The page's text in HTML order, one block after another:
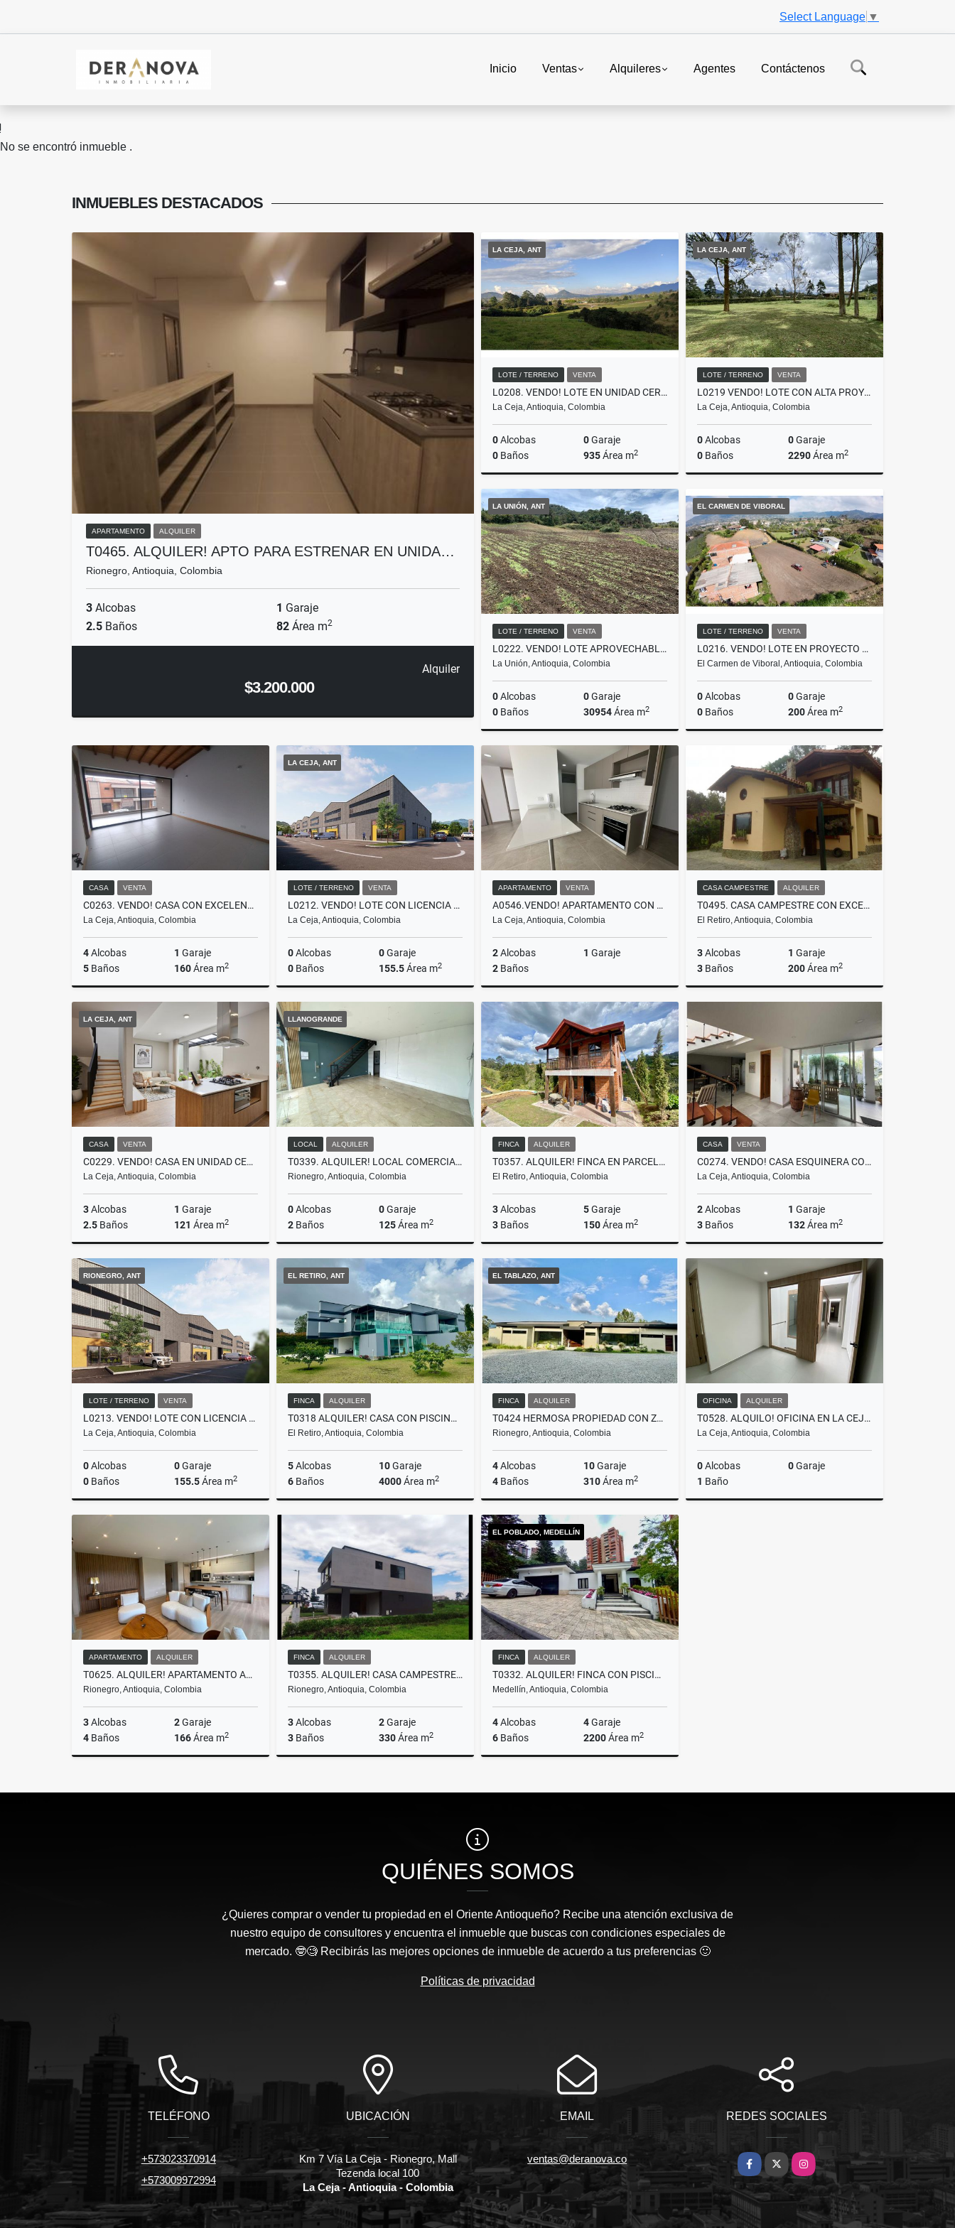
Select Language ▼
Inicio Ventas Alquileres Agentes Contáctenos
No se encontró inmueble .
INMUEBLES DESTACADOS
APARTAMENTO ALQUILER
T0465. ALQUILER! APTO PARA ESTRENAR EN UNIDA…
Rionegro, Antioquia, Colombia
3 Alcobas 1 Garaje
2.5 Baños 82 Área m2
Alquiler
$3.200.000
LA CEJA, ANT
LOTE / TERRENO VENTA
L0208. VENDO! LOTE EN UNIDAD CERRADA SECTOR DE VALORIZACIÓN EN LA CEJA
La Ceja, Antioquia, Colombia
0Alcobas 0Garaje
0 Baños 935Área m2
Venta
$500.000.000
LA CEJA, ANT
LOTE / TERRENO VENTA
L0219 VENDO! LOTE CON ALTA PROYECCIÓN A 7KM DEL ÁREA URBANA DE LA CEJA
La Ceja, Antioquia, Colombia
0Alcobas 0Garaje
0 Baños 2290Área m2
Venta
$650.000.000
LA UNIÓN, ANT
LOTE / TERRENO VENTA
L0222. VENDO! LOTE APROVECHABLE A 3KM DE LA VIA PRINCIPAL EN LA UNIÓN
La Unión, Antioquia, Colombia
0Alcobas 0Garaje
0 Baños 30954Área m2
Venta
$790.000.000
EL CARMEN DE VIBORAL
LOTE / TERRENO VENTA
L0216. VENDO! LOTE EN PROYECTO DE LUJO EN EL CARMEN DE VIBORAL
El Carmen de Viboral, Antioquia, Colombia
0Alcobas 0Garaje
0 Baños 200Área m2
Venta
$95.000.000
CASA VENTA
C0263. VENDO! CASA CON EXCELENTES ESPACIOS EN SAN ANTONIO DE PEREIRA
La Ceja, Antioquia, Colombia
4Alcobas 1 Garaje
5 Baños 160Área m2
Venta
$900.000.000
LA CEJA, ANT
LOTE / TERRENO VENTA
L0212. VENDO! LOTE CON LICENCIA DE CONSTRUCCIÓN VÍA LA CEJA - RIONEGRO
La Ceja, Antioquia, Colombia
0Alcobas 0Garaje
0 Baños 155.5Área m2
APARTAMENTO VENTA
A0546.VENDO! APARTAMENTO CON ASCENSOR Y CUARTO UTIL LA CEJA
La Ceja, Antioquia, Colombia
2Alcobas 1 Garaje
2 Baños
Venta
$420.000.000
CASA CAMPESTRE ALQUILER
T0495. CASA CAMPESTRE CON EXCELENTES ESPACIOS EN EL RETIRO ANTIOQUIA
El Retiro, Antioquia, Colombia
3Alcobas 1 Garaje
3 Baños 200Área m2
LA CEJA, ANT
CASA VENTA
C0229. VENDO! CASA EN UNIDAD CERRADA SECTOR EXCLUSIVO EN LA CEJA
La Ceja, Antioquia, Colombia
3Alcobas 1 Garaje
2.5 Baños 121 Área m2
Venta
LLANOGRANDE
LOCAL ALQUILER
T0339. ALQUILER! LOCAL COMERCIAL EN SECTOR EXCLUSIVO LLANOGRANDE
Rionegro, Antioquia, Colombia
0Alcobas 0Garaje
2 Baños 125Área m2
Alquiler
$3.650.000
FINCA ALQUILER
T0357. ALQUILER! FINCA EN PARCELACIÓN A 5 MTOS DE EL RETIRO
El Retiro, Antioquia, Colombia
3Alcobas 5Garaje
3 Baños 150Área m2
$7.000.000
CASA VENTA
C0274. VENDO! CASA ESQUINERA CON EXCELENTE UBICACIÓN EN LA CEJA
La Ceja, Antioquia, Colombia
2Alcobas 1 Garaje
3 Baños 132Área m2
Venta
$840.000.000
RIONEGRO, ANT
LOTE / TERRENO VENTA
L0213. VENDO! LOTE CON LICENCIA DE CONSTRUCCIÓN VÍA LA CEJA - RIONEGRO
La Ceja, Antioquia, Colombia
0Alcobas 0Garaje
0 Baños 155.5Área m2
EL RETIRO, ANT
FINCA ALQUILER
T0318 ALQUILER! CASA CON PISCINA Y JACUZZI, EXCELENTE SECTOR EL RETIRO
El Retiro, Antioquia, Colombia
5Alcobas 10Garaje
6 Baños 4000Área m2
$20.000.000
EL TABLAZO, ANT
FINCA ALQUILER
T0424 HERMOSA PROPIEDAD CON ZONAS VERDES EN EL TABLAZO ANTIOQUIA
Rionegro, Antioquia, Colombia
4Alcobas 10Garaje
4 Baños 310Área m2
Alquiler
$14.500.000
OFICINA ALQUILER
T0528. ALQUILO! OFICINA EN LA CEJA CON SERVICIOS EN EL PARQUE
La Ceja, Antioquia, Colombia
0Alcobas 0Garaje
1 Baño
APARTAMENTO ALQUILER
T0625. ALQUILER! APARTAMENTO AMOBLADO EN LLANOGRANDE
Rionegro, Antioquia, Colombia
3Alcobas 2Garaje
4 Baños 166Área m2
$14.500.000
FINCA ALQUILER
T0355. ALQUILER! CASA CAMPESTRE EN PARCELACIÓN LLANOGRANDE
Rionegro, Antioquia, Colombia
3Alcobas 2Garaje
3 Baños 330Área m2
$6.600.000
EL POBLADO, MEDELLÍN
FINCA ALQUILER
T0332. ALQUILER! FINCA CON PISCINA Y EXCELENTE UBICACIÓN EL POBLADO
Medellín, Antioquia, Colombia
4Alcobas 4Garaje
6 Baños 2200Área m2
$30.000.000
QUIÉNES SOMOS
¿Quieres comprar o vender tu propiedad en el Oriente Antioqueño? Recibe una atención exclusiva de
nuestro equipo de consultores y encuentra el inmueble que buscas con condiciones especiales de
mercado. 🤓🧐 Recibirás las mejores opciones de inmueble de acuerdo a tus preferencias 🙂
Políticas de privacidad
TELÉFONO
+573023370914
+573009972994
UBICACIÓN
Km 7 Vía La Ceja - Rionegro, Mall
Tezenda local 100
La Ceja - Antioquia - Colombia
EMAIL
ventas@deranova.co
REDES SOCIALES
Facebook
X Instagram